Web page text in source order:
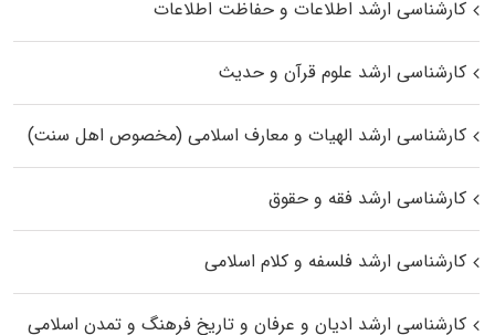
کارشناسی ارشد اطلاعات و حفاظت اطلاعات
کارشناسی ارشد علوم قرآن و حدیث
کارشناسی ارشد الهیات و معارف اسلامی (مخصوص اهل سنت)
کارشناسی ارشد فقه و حقوق
کارشناسی ارشد فلسفه و کلام اسلامی
کارشناسی ارشد ادیان و عرفان و تاریخ فرهنگ و تمدن اسلامی